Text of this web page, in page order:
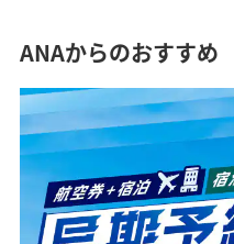
ANAからのおすすめ